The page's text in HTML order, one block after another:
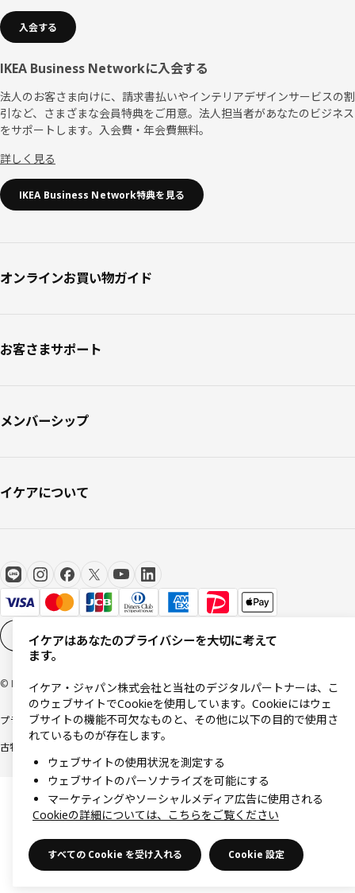
入会する
IKEA Business Networkに入会する
法人のお客さま向けに、請求書払いやインテリアデザインサービスの割
引など、さまざまな会員特典をご用意。法人担当者があなたのビジネス
をサポートします。入会費・年会費無料。
詳しく見る
IKEA Business Network特典を見る
オンラインお買い物ガイド
お客さまサポート
メンバーシップ
イケアについて
Cookieの設定 JA
© Inter IKEA Systems B.V 1999-2026
プライバシーポリシー利用規約Cookieポリシー特定商取引法に基づく表記
古物営業法に基づく表記
イケアはあなたのプライバシーを大切に考えて
ます。
イケア・ジャパン株式会社と当社のデジタルパートナーは、こ
のウェブサイトでCookieを使用しています。Cookieにはウェ
ブサイトの機能不可欠なものと、その他に以下の目的で使用さ
れているものが存在します。
ウェブサイトの使用状況を測定する
ウェブサイトのパーソナライズを可能にする
マーケティングやソーシャルメディア広告に使用される
Cookieの詳細については、こちらをご覧ください
すべての Cookie を受け入れる Cookie 設定